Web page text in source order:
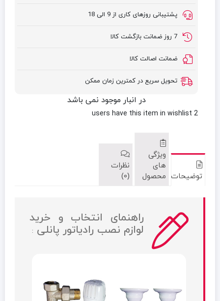
پشتیبانی روزهای کاری از 9 الی 18
7 روز ضمانت بازگشت کالا
ضمانت اصالت کالا
تحویل سریع در کمترین زمان ممکن
در انبار موجود نمی باشد
2 users
have this item in wishlist
توضیحات
ویژگی
های
محصول
نظرات
(0)
راهنمای انتخاب و خرید
لوازم نصب رادیاتور پانلی :